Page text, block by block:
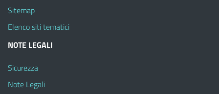
Sitemap
Elenco siti tematici
NOTE LEGALI
Sicurezza
Note Legali